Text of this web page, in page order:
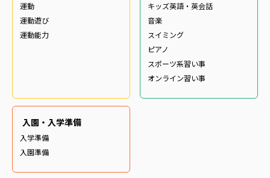
運動
運動遊び
運動能力
キッズ英語・英会話
音楽
スイミング
ピアノ
スポーツ系習い事
オンライン習い事
入園・入学準備
入学準備
入園準備